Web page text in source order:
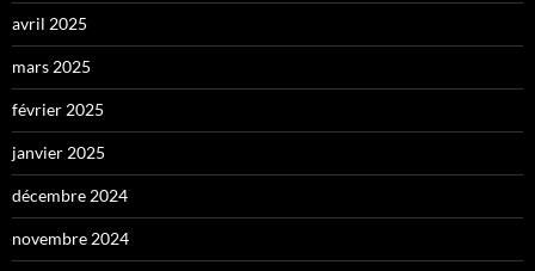
avril 2025
mars 2025
février 2025
janvier 2025
décembre 2024
novembre 2024